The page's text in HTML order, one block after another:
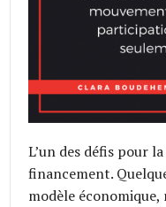
L’un des défis pour
financement.
modèle économique,